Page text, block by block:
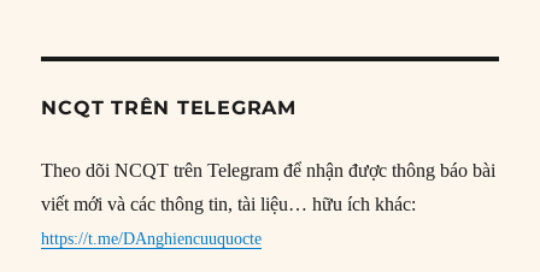
NCQT TRÊN TELEGRAM
Theo dõi NCQT trên Telegram để nhận được thông báo bài
viết mới và các thông tin, tài liệu… hữu ích khác:
https://t.me/DAnghiencuuquocte